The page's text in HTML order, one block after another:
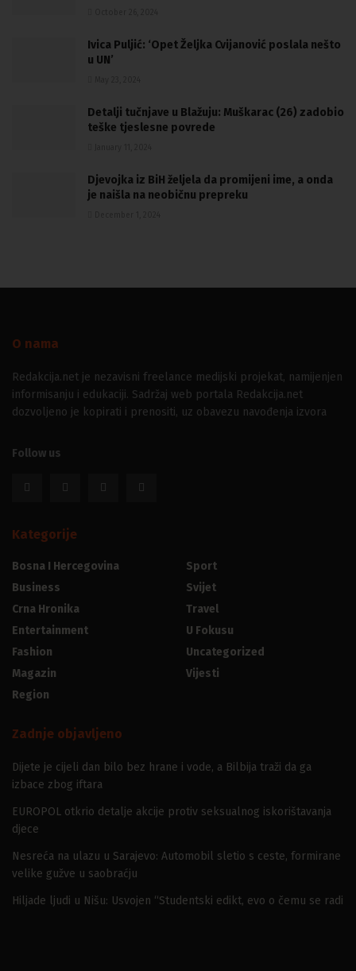
Ivica Puljić: ‘Opet Željka Cvijanović poslala nešto
u UN’
Detalji tučnjave u Blažuju: Muškarac (26) zadobio
teške tjeslesne povrede
Djevojka iz BiH željela da promijeni ime, a onda
je naišla na neobičnu prepreku
O nama
Redakcija.net je nezavisni freelance medijski projekat, namijenjen
informisanju i edukaciji. Sadržaj web portala Redakcija.net
dozvoljeno je kopirati i prenositi, uz obavezu navođenja izvora
Follow us
Kategorije
Bosna I Hercegovina
Business
Crna Hronika
Entertainment
Fashion
Magazin
Region
Sport
Svijet
Travel
U Fokusu
Uncategorized
Vijesti
Zadnje objavljeno
Dijete je cijeli dan bilo bez hrane i vode, a Bilbija traži da ga
izbace zbog iftara
EUROPOL otkrio detalje akcije protiv seksualnog iskorištavanja
djece
Nesreća na ulazu u Sarajevo: Automobil sletio s ceste, formirane
velike gužve u saobraćju
Hiljade ljudi u Nišu: Usvojen “Studentski edikt, evo o čemu se radi